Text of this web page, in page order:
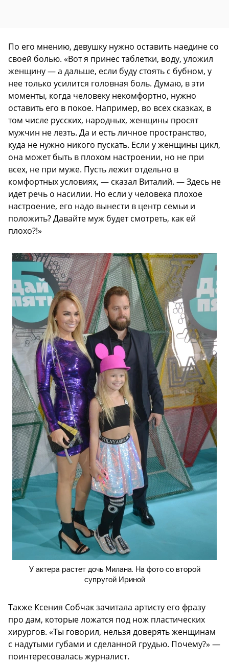
По его мнению, девушку нужно оставить наедине со
своей болью. «Вот я принес таблетки, воду, уложил
женщину — а дальше, если буду стоять с бубном, у
нее только усилится головная боль. Думаю, в эти
моменты, когда человеку некомфортно, нужно
оставить его в покое. Например, во всех сказках, в
том числе русских, народных, женщины просят
мужчин не лезть. Да и есть личное пространство,
куда не нужно никого пускать. Если у женщины цикл,
она может быть в плохом настроении, но не при
всех, не при муже. Пусть лежит отдельно в
комфортных условиях, — сказал Виталий. — Здесь не
идет речь о насилии. Но если у человека плохое
настроение, его надо вынести в центр семьи и
положить? Давайте муж будет смотреть, как ей
плохо?!»
У актера растет дочь Милана. На фото со второй
супругой Ириной
Также Ксения Собчак зачитала артисту его фразу
про дам, которые ложатся под нож пластических
хирургов. «Ты говорил, нельзя доверять женщинам
с надутыми губами и сделанной грудью. Почему?» —
поинтересовалась журналист.